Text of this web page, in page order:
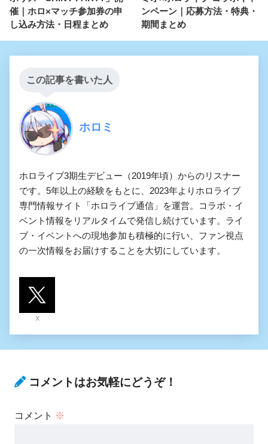
催｜ホロ×マッチ参加券の申
し込み方法・日程まとめ
ンペーン｜応募方法・特典・
期間まとめ
この記事を書いた人
ホロミ
ホロライブ3期生デビュー（2019年頃）からのリスナー
です。5年以上の経験をもとに、2023年よりホロライブ
専門情報サイト「ホロライブ通信」を運営。コラボ・イ
ベント情報をリアルタイムで発信し続けています。ライ
ブ・イベントへの現地参加も積極的に行い、ファン視点
の一次情報をお届けすることを大切にしています。
X
コメントはお気軽にどうぞ！
コメント ※